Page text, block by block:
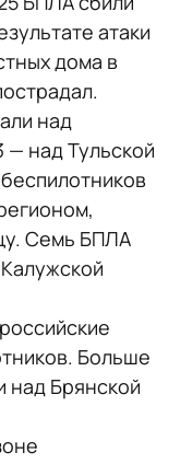
атаки
дома в
над
— над Тульской
Семь БПЛА
российские
Больше
над Брянской